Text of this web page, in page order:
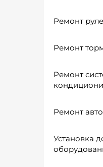
Ремонт
Ремонт
Ремонт
Ремонт
Установка